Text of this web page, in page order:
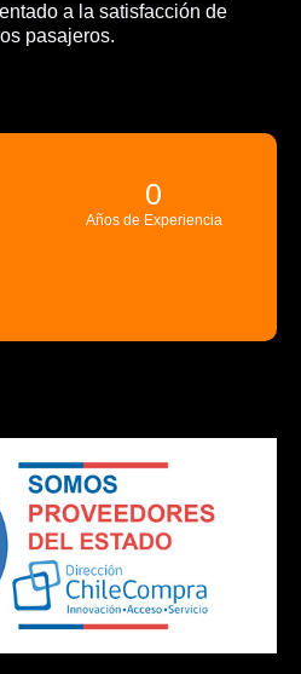
a la satisfacción de
pasajeros.
Años de Experiencia
0